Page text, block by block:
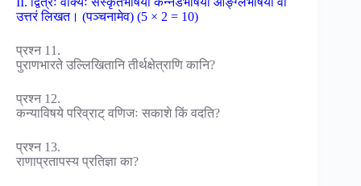
उत्तरं लिखत। (पञ्चनामेव) (5 × 2 = 10)
प्रश्न 11.
पुराणभारते उल्लिखितानि तीर्थक्षेत्राणि कानि?
प्रश्न 12.
कन्याविषये परिव्राट् वणिजः सकाशे किं वदति?
प्रश्न 13.
राणाप्रतापस्य प्रतिज्ञा का?